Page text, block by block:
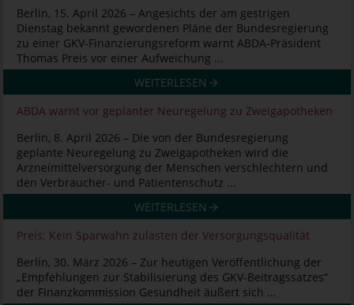
Berlin, 15. April 2026 – Angesichts der am gestrigen
Dienstag bekannt gewordenen Pläne der Bundesregierung
zu einer GKV-Finanzierungsreform warnt ABDA-Präsident
Thomas Preis vor einer Aufweichung ...
WEITERLESEN
ABDA warnt vor geplanter Neuregelung zu Zweigapotheken
Berlin, 8. April 2026 – Die von der Bundesregierung
geplante Neuregelung zu Zweigapotheken wird die
Arzneimittelversorgung der Menschen verschlechtern und
den Verbraucher- und Patientenschutz ...
WEITERLESEN
Preis: Kein Sparwahn zulasten der Versorgungsqualität
Berlin, 30. März 2026 – Zur heutigen Veröffentlichung der
„Empfehlungen zur Stabilisierung des GKV-Beitragssatzes“
der Finanzkommission Gesundheit äußert sich ...